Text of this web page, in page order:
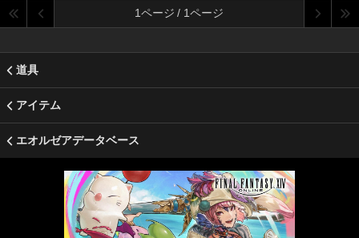
1ページ / 1ページ
道具
アイテム
エオルゼアデータベース